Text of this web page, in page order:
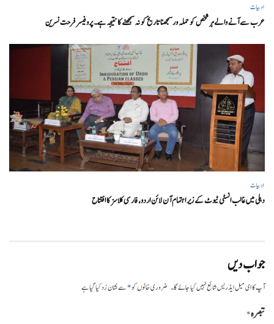
ادبیات
عرب سے آنے والے ہر شخص کو حملہ ورسمجھنا تاریخ کو نہ سمجھنے کا نتیجہ ہے۔ پروفیسر فرحت نسرین
ادبیات
دہلی میں غالب انسٹی ٹیوٹ کے زیر اہتمام آن لائن اردو، فارسی کلاسز کا افتتاح
جواب دیں
آپ کا ای میل ایڈریس شائع نہیں کیا جائے گا۔ ضروری خانوں کو*سے نشان زد کیا گیا ہے
تبصرہ*